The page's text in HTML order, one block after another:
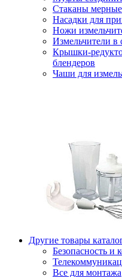
Стаканы мерные
Насадки для
Ножи
Измельчители в
Крышки-
блендеров
Чаши для
Другие товары
Безопасность и
Все для монтажа